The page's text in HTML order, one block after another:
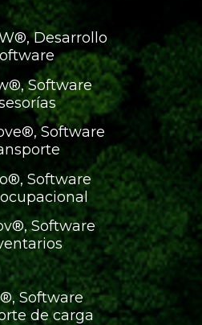
Desarrollo
Software
Software
Software
Software
Software
de carga